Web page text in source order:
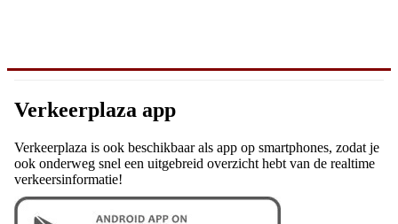
Verkeerplaza app
Verkeerplaza is ook beschikbaar als app op smartphones, zodat je
ook onderweg snel een uitgebreid overzicht hebt van de realtime
verkeersinformatie!